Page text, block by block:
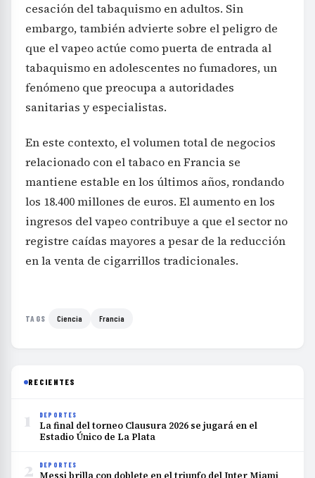
cesación del tabaquismo en adultos. Sin
embargo, también advierte sobre el peligro de
que el vapeo actúe como puerta de entrada al
tabaquismo en adolescentes no fumadores, un
fenómeno que preocupa a autoridades
sanitarias y especialistas.
En este contexto, el volumen total de negocios
relacionado con el tabaco en Francia se
mantiene estable en los últimos años, rondando
los 18.400 millones de euros. El aumento en los
ingresos del vapeo contribuye a que el sector no
registre caídas mayores a pesar de la reducción
en la venta de cigarrillos tradicionales.
TAGS Ciencia Francia
RECIENTES
1 DEPORTES
La final del torneo Clausura 2026 se jugará en el
Estadio Único de La Plata
2 DEPORTES